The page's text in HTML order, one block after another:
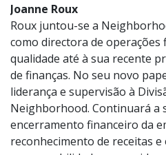
Joanne Roux
Roux juntou-se a
como directora de operações
qualidade até à sua recente
de finanças. No seu novo
liderança e supervisão à
Neighborhood. Continuará a
encerramento financeiro da
reconhecimento de receitas e